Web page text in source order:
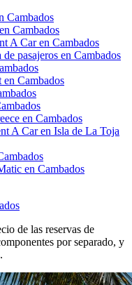
Cambados
Cambados
A Car en Cambados
pasajeros en Cambados
Cambados
en Cambados
A Car en Isla de La Toja
en Cambados
de las reservas de
por separado, y